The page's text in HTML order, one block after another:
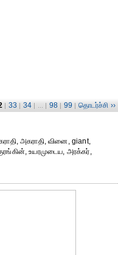
| 33 | 34 | ... | 98 | 99 | தொடர்ச்சி ››
அகராதி, வினை, giant,
குரங்கின், உயரமுடைய, அரக்கர்,